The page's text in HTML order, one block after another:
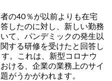
の40％が以前よりも在宅
したのに対し、新しい勤務
て、パンデミックの発生以
する研修を受けたと回答し
。これは、新型コロナウ
ける、企業の業務上のサイ
がうかがわれます。